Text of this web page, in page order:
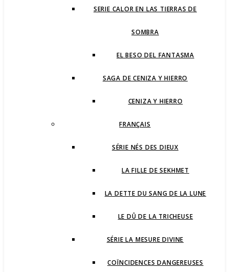
SERIE CALOR EN LAS TIERRAS DE
SOMBRA
EL BESO DEL FANTASMA
SAGA DE CENIZA Y HIERRO
CENIZA Y HIERRO
FRANÇAIS
SÉRIE NÉS DES DIEUX
LA FILLE DE SEKHMET
LA DETTE DU SANG DE LA LUNE
LE DÛ DE LA TRICHEUSE
SÉRIE LA MESURE DIVINE
COÏNCIDENCES DANGEREUSES